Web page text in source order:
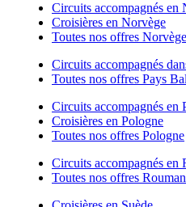
Circuits accompagnés en
Croisières en Norvège
Toutes nos offres Norvège
Circuits accompagnés
Toutes nos offres Pays
Circuits accompagnés en
Croisières en Pologne
Toutes nos offres Pologne
Circuits accompagnés en
Toutes nos offres